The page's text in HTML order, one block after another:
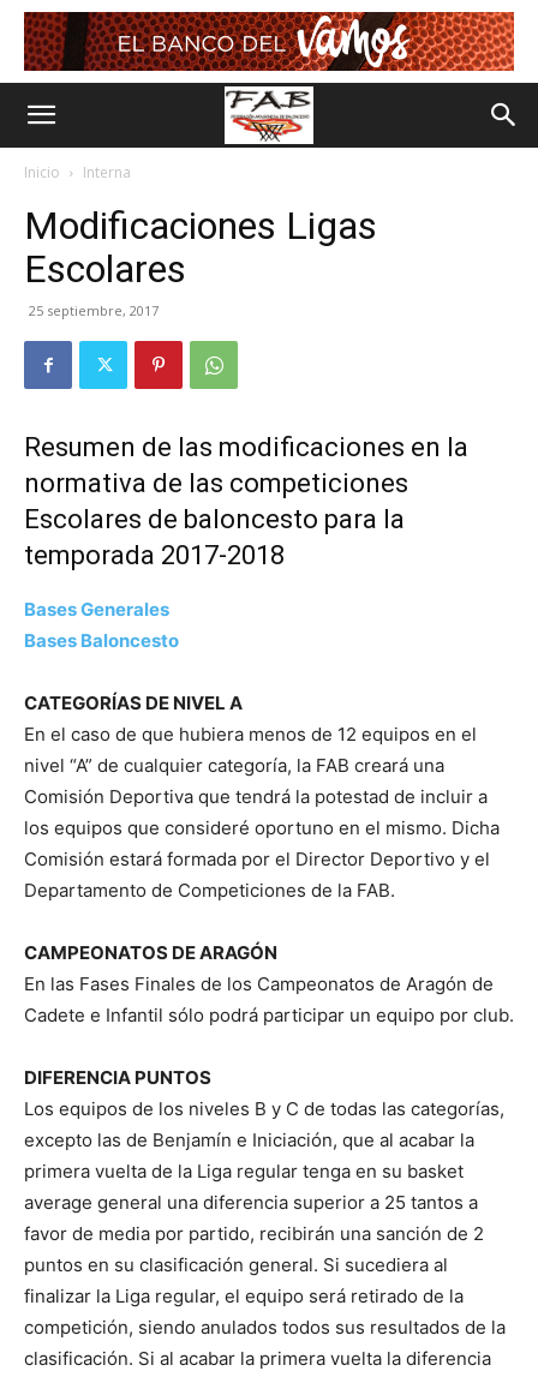
Inicio Interna
Modificaciones Ligas
Escolares
25 septiembre, 2017
Resumen de las modificaciones en la
normativa de las competiciones
Escolares de baloncesto para la
temporada 2017-2018
Bases Generales
Bases Baloncesto
CATEGORÍAS DE NIVEL A
En el caso de que hubiera menos de 12 equipos en el
nivel “A” de cualquier categoría, la FAB creará una
Comisión Deportiva que tendrá la potestad de incluir a
los equipos que consideré oportuno en el mismo. Dicha
Comisión estará formada por el Director Deportivo y el
Departamento de Competiciones de la FAB.
CAMPEONATOS DE ARAGÓN
En las Fases Finales de los Campeonatos de Aragón de
Cadete e Infantil sólo podrá participar un equipo por club.
DIFERENCIA PUNTOS
Los equipos de los niveles B y C de todas las categorías,
excepto las de Benjamín e Iniciación, que al acabar la
primera vuelta de la Liga regular tenga en su basket
average general una diferencia superior a 25 tantos a
favor de media por partido, recibirán una sanción de 2
puntos en su clasificación general. Si sucediera al
finalizar la Liga regular, el equipo será retirado de la
competición, siendo anulados todos sus resultados de la
clasificación. Si al acabar la primera vuelta la diferencia